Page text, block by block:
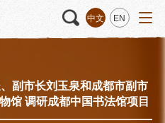
中文 EN
列文化活动 藏品 藏品概述
副市长刘玉泉和成都市副市
馆 调研成都中国书法馆项目